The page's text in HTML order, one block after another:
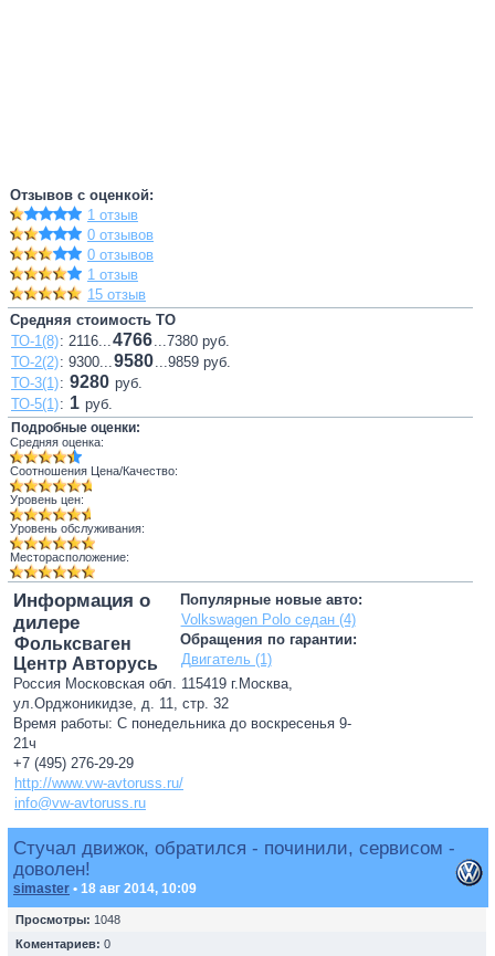
Отзывов с оценкой:
1 отзыв
0 отзывов
0 отзывов
1 отзыв
15 отзыв
Средняя стоимость ТО
ТО-1(8): 2116...4766...7380 руб.
ТО-2(2): 9300...9580...9859 руб.
ТО-3(1): 9280 руб.
ТО-5(1): 1 руб.
Подробные оценки:
Средняя оценка:
Соотношения Цена/Качество:
Уровень цен:
Уровень обслуживания:
Месторасположение:
Популярные новые авто:
Volkswagen Polo седан (4)
Обращения по гарантии:
Двигатель (1)
Информация о
дилере
Фольксваген
Центр Авторусь
Россия Московская обл. 115419 г.Москва,
ул.Орджоникидзе, д. 11, стр. 32
Время работы: С понедельника до воскресенья 9-
21ч
+7 (495) 276-29-29
http://www.vw-avtoruss.ru/
info@vw-avtoruss.ru
Стучал движок, обратился - починили, сервисом -
доволен!
simaster • 18 авг 2014, 10:09
Просмотры: 1048
Коментариев: 0